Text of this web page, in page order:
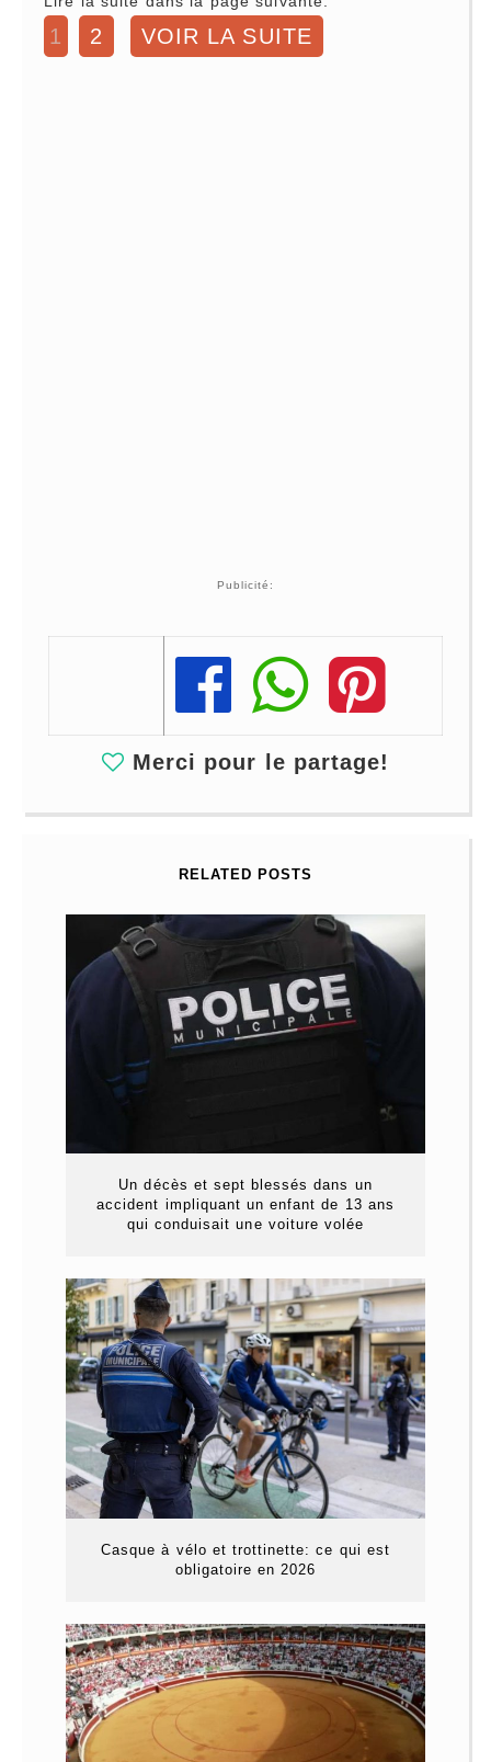
1 2 VOIR LA SUITE
Publicité:
Share
Share
Share
Merci pour le partage!
RELATED POSTS
Un décès et sept blessés dans un
accident impliquant un enfant de 13 ans
qui conduisait une voiture volée
Casque à vélo et trottinette: ce qui est
obligatoire en 2026